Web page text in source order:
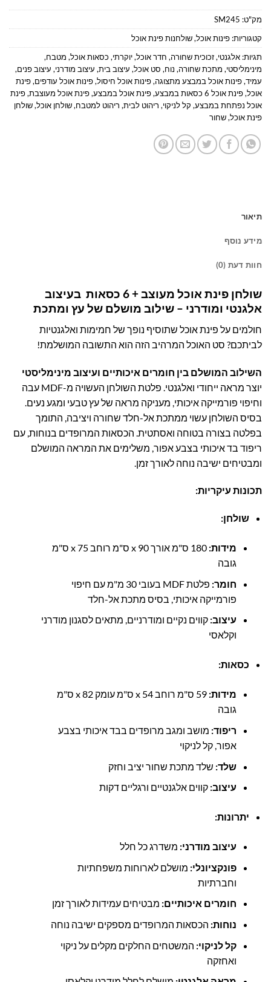
מק"ט: SM245
קטגוריות: פינות אוכל,שולחנות פינת אוכל
תגיות: אלגנטי,זכוכית שחורה, חדר אוכל,יוקרתי, כסאות אוכל, מטבח,
מינימליסטי, מתכת שחורה, נוח, סט אוכל, עיצוב בית, עיצוב מודרני, עיצוב פנים,
עמיד,פינות אוכל במבצע מתצוגה,פינות אוכל חיסול,פינות אוכל עודפים,פינת
אוכל,פינת אוכל 6 כסאות במבצע ,פינת אוכל במבצע,פינת אוכל מעוצבת,פינת
אוכל נפתחת במבצע, קל לניקוי, ריהוט לבית, ריהוט למטבח,שולחן אוכל,שולחן
פינת אוכל,שחור
תיאור
מידע נוסף
חוות דעת (0)
שולחן פינת אוכל מעוצב + 6 כסאות בעיצוב
אלגנטי ומודרני – שילוב מושלם של עץ ומתכת
חולמים על פינת אוכל שתוסיף נופך של חמימות ואלגנטיות
לביתכם? סט האוכל המרהיב הזה הוא התשובה המושלמת!
השילוב המושלם בין חומרים איכותיים ועיצוב מינימליסטי
יוצר מראה ייחודי ואלגנטי. פלטת השולחן העשויה מ-MDF עבה
וחיפוי פורמייקה איכותי, מעניקה מראה של עץ טבעי ומגע נעים.
בסיס השולחן עשוי ממתכת אל-חלד שחורה ויציבה, התומך
בפלטה בצורה בטוחה ואסתטית. הכסאות המרופדים בנוחות, עם
ריפוד בד איכותי בצבע אפור, משלימים את המראה המושלם
ומבטיחים ישיבה נוחה לאורך זמן.
תכונות עיקריות:
שולחן:
מידות:
180 ס"מ אורך x 90 ס"מ רוחב x 75 ס"מ
גובה
חומר:
פלטת MDF בעובי 30 מ"מ עם חיפוי
פורמייקה איכותי, בסיס מתכת אל-חלד
עיצוב: קווים נקיים ומודרניים, מתאים לסגנון מודרני
וקלאסי
כסאות:
מידות:
59 ס"מ רוחב x 54 ס"מ עומק x 82 ס"מ
גובה
ריפוד: מושב ומגב מרופדים בבד איכותי בצבע
אפור, קל לניקוי
שלד: שלד מתכת שחור יציב וחזק
עיצוב: קווים אלגנטיים ורגליים דקות
יתרונות:
עיצוב מודרני: משדרג כל חלל
פונקציונלי: מושלם לארוחות משפחתיות
וחברתיות
חומרים איכותיים: מבטיחים עמידות לאורך זמן
נוחות: הכסאות המרופדים מספקים ישיבה נוחה
קל לניקוי: המשטחים החלקים מקלים על ניקוי
ואחזקה